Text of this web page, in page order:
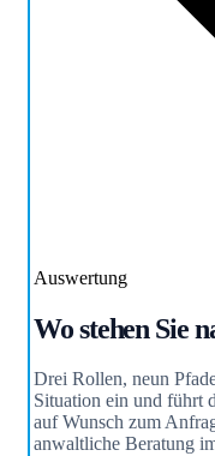
Auswertung
Wo stehen Sie
Drei Rollen, neun
Situation ein und führt
auf Wunsch zum
anwaltliche Beratung